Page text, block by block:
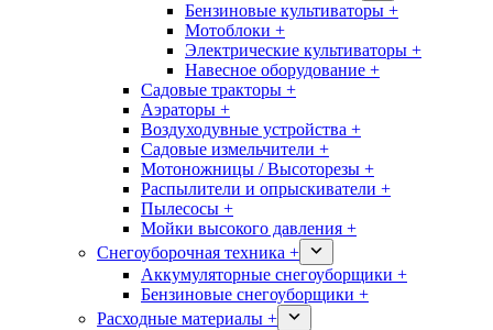
Бензиновые культиваторы +
Мотоблоки +
Электрические культиваторы +
Навесное оборудование +
Садовые тракторы +
Аэраторы +
Воздуходувные устройства +
Садовые измельчители +
Мотоножницы / Высоторезы +
Распылители и опрыскиватели +
Пылесосы +
Мойки высокого давления +
Снегоуборочная техника +
Аккумуляторные снегоуборщики +
Бензиновые снегоуборщики +
Расходные материалы +